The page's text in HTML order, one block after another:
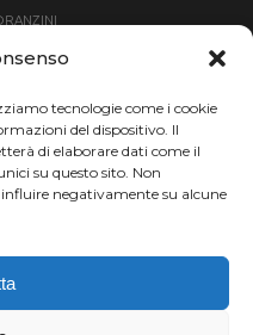
tecnologie come i cookie
del dispositivo. Il
di elaborare dati come il
su questo sito. Non
negativamente su alcune
SKICROSS
SPRINT
MEZZALAMA